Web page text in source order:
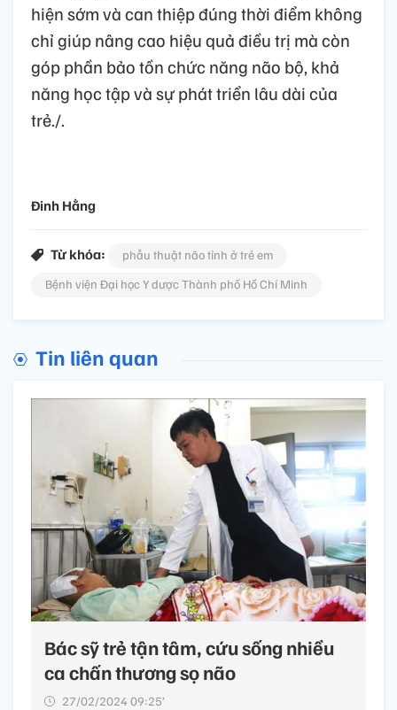
hiện sớm và can thiệp đúng thời điểm không
chỉ giúp nâng cao hiệu quả điều trị mà còn
góp phần bảo tồn chức năng não bộ, khả
năng học tập và sự phát triển lâu dài của
trẻ./.
Đinh Hằng
Từ khóa:
phẫu thuật não tỉnh ở trẻ em
Bệnh viện Đại học Y dược Thành phố Hồ Chí Minh
Tin liên quan
Bác sỹ trẻ tận tâm, cứu sống nhiều
ca chấn thương sọ não
27/02/2024 09:25’